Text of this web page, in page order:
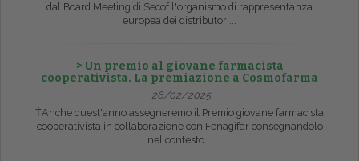
dal Board Meeting di Secof l'organismo di rappresentanza
europea dei distributori...
> Un premio al giovane farmacista
cooperativista. La premiazione a Cosmofarma
26/02/2025
ŤAnche quest'anno assegneremo il Premio giovane farmacista
cooperativista in collaborazione con Fenagifar consegnandolo
nel contesto...